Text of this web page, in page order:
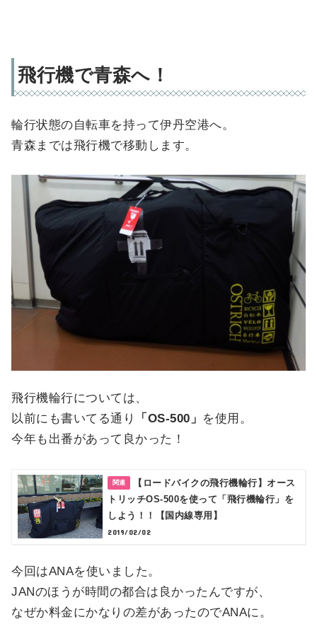
飛行機で青森へ！
輪行状態の自転車を持って伊丹空港へ。
青森までは飛行機で移動します。
飛行機輪行については、
以前にも書いてる通り
「OS-500」 を使用。
今年も出番があって良かった！
【ロードバイクの飛行機輪行】オース
トリッチOS-500を使って「飛行機輪行」を
しよう！！【国内線専用】
2019/02/02
今回はANAを使いました。
JANのほうが時間の都合は良かったんですが、
なぜか料金にかなりの差があったのでANAに。